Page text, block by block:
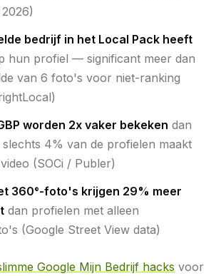
bedrijf in het Local Pack heeft
hun profiel — significant meer dan
van 6 foto's voor niet-ranking
worden 2x vaker bekeken dan
4% van de profielen maakt
(SOCi / Publer)
360°-foto's krijgen 29% meer
dan profielen met alleen
(Google Street View data)
Google Mijn Bedrijf hacks voor